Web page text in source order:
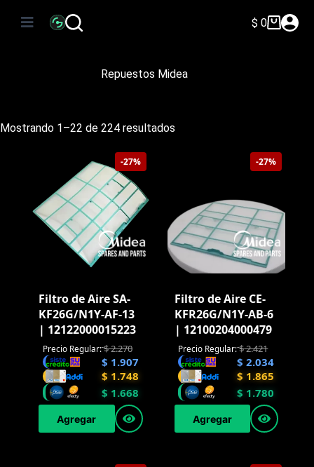
Carro
$ 0
Repuestos Midea
Mostrando 1–22 de 224 resultados
-27%
Filtro de Aire SA-
KF26G/N1Y-AF-13
| 12122000015223
Precio Regular:$2.270
$ 1.907
$ 1.748
$ 1.668
Agregar
-27%
Filtro de Aire CE-
KFR26G/N1Y-AB-6
| 12100204000479
Precio Regular:$2.421
$ 2.034
$ 1.865
$ 1.780
Agregar